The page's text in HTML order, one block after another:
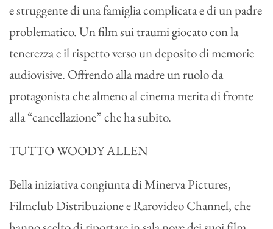
e struggente di una famiglia complicata e di un padre
problematico. Un film sui traumi giocato con la
tenerezza e il rispetto verso un deposito di memorie
audiovisive. Offrendo alla madre un ruolo da
protagonista che almeno al cinema merita di fronte
alla “cancellazione” che ha subito.
TUTTO WOODY ALLEN
Bella iniziativa congiunta di Minerva Pictures,
Filmclub Distribuzione e Rarovideo Channel, che